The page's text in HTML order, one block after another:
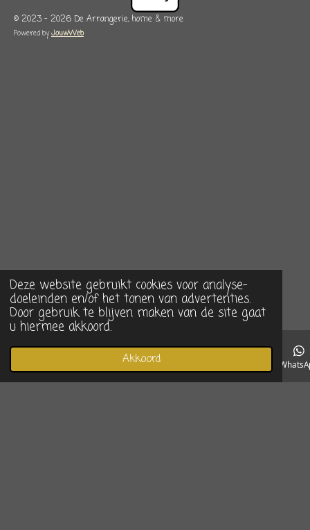
Deze website gebruikt cookies voor analyse-
doeleinden en/of het tonen van advertenties.
Door gebruik te blijven maken van de site gaat
u hiermee akkoord.
Akkoord
© 2023 - 2026 De Arrangerie, home & more
Powered byJouwWeb
Telefoonnummer